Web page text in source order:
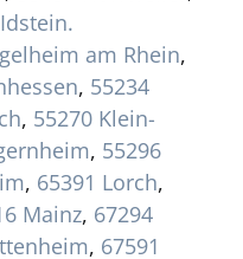
am Rhein,
, 55234
, 55270 Klein-
, 55296
, 65391 Lorch,
Mainz, 67294
, 67591